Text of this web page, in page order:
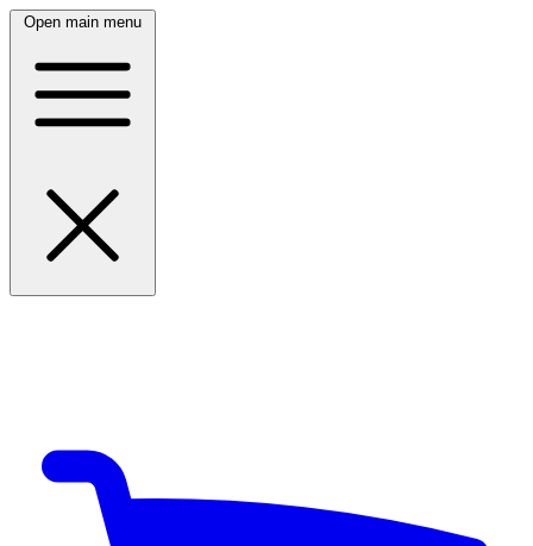
Open main menu